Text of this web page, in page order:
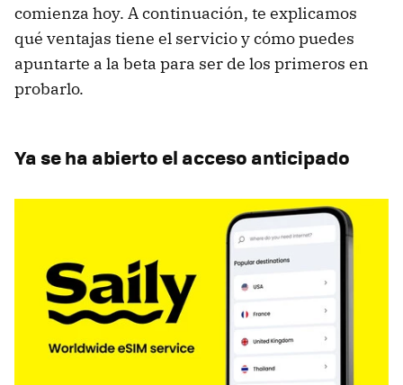
comienza hoy. A continuación, te explicamos
qué ventajas tiene el servicio y cómo puedes
apuntarte a la beta para ser de los primeros en
probarlo.
Ya se ha abierto el acceso anticipado